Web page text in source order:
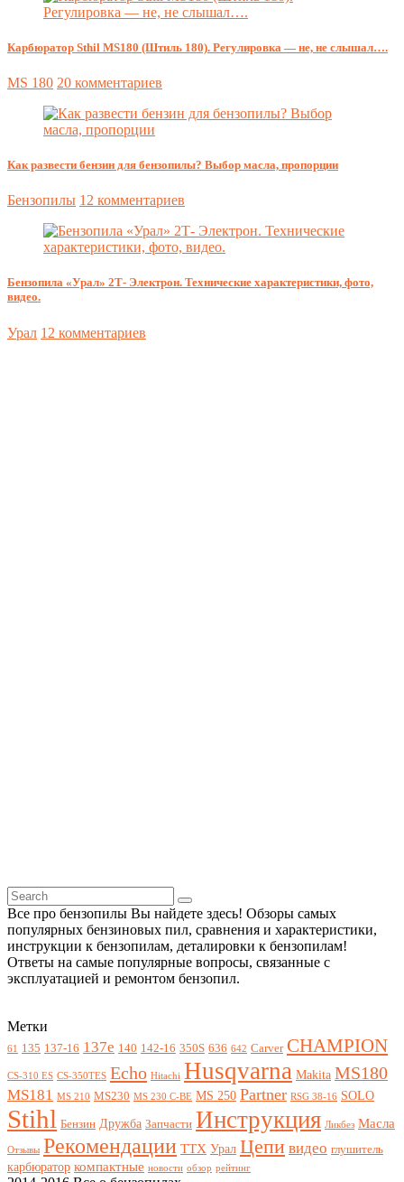
Карбюратор Sthil MS180 (Штиль 180). Регулировка — не, не слышал….
MS 180 20 комментариев
Как развести бензин для бензопилы? Выбор масла, пропорции
Бензопилы 12 комментариев
Бензопила «Урал» 2Т- Электрон. Технические характеристики, фото,
видео.
Урал 12 комментариев
Все про бензопилы Вы найдете здесь! Обзоры самых
популярных бензиновых пил, сравнения и характеристики,
инструкции к бензопилам, деталировки к бензопилам!
Ответы на самые популярные вопросы, связанные с
эксплуатацией и ремонтом бензопил.
Метки
61 135 137-16 137e 140 142-16 350S 636 642 Carver CHAMPION
CS-310 ES CS-350TES Echo Hitachi Husqvarna Makita MS180
MS181 MS 210 MS230 MS 230 C-BE MS 250 Partner RSG 38-16 SOLO
Stihl Бензин Дружба Запчасти Инструкция Ликбез Масла
Отзывы Рекомендации ТТХ Урал Цепи видео глушитель
карбюратор компактные новости обзор рейтинг